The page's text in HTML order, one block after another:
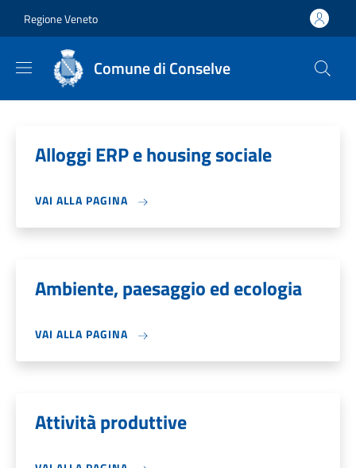
Regione Veneto
Comune di Conselve
Alloggi ERP e housing sociale
VAI ALLA PAGINA
Ambiente, paesaggio ed ecologia
VAI ALLA PAGINA
Attività produttive